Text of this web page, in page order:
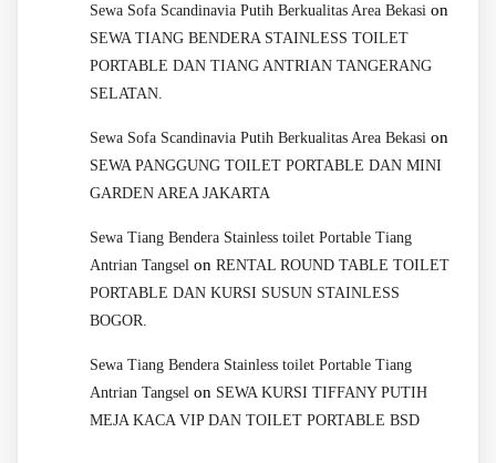
Sewa Sofa Scandinavia Putih Berkualitas Area Bekasi on
SEWA TIANG BENDERA STAINLESS TOILET
PORTABLE DAN TIANG ANTRIAN TANGERANG
SELATAN.
Sewa Sofa Scandinavia Putih Berkualitas Area Bekasi on
SEWA PANGGUNG TOILET PORTABLE DAN MINI
GARDEN AREA JAKARTA
Sewa Tiang Bendera Stainless toilet Portable Tiang
Antrian Tangsel on RENTAL ROUND TABLE TOILET
PORTABLE DAN KURSI SUSUN STAINLESS
BOGOR.
Sewa Tiang Bendera Stainless toilet Portable Tiang
Antrian Tangsel on SEWA KURSI TIFFANY PUTIH
MEJA KACA VIP DAN TOILET PORTABLE BSD